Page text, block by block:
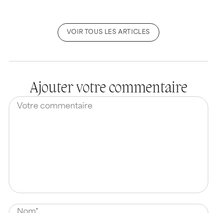
VOIR TOUS LES ARTICLES
Ajouter votre commentaire